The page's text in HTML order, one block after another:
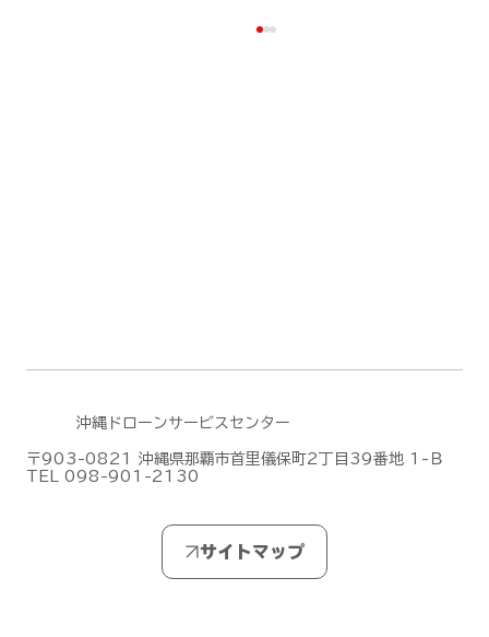
(2026/7/28)
沖縄ドローンサービスセンター
〒903-0821 沖縄県那覇市首里儀保町2丁目39番地 1-Ｂ
TEL 098-901-2130